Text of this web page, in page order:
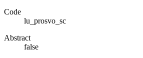
Code
lu_prosvo_sc
Abstract
false